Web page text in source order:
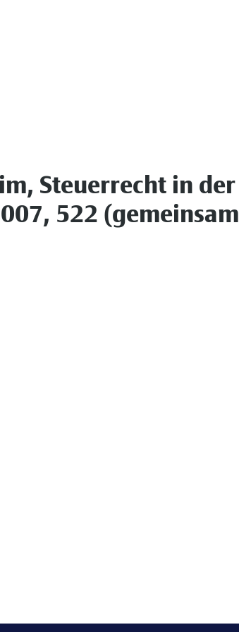
Steuerrecht in der
522 (gemeinsam